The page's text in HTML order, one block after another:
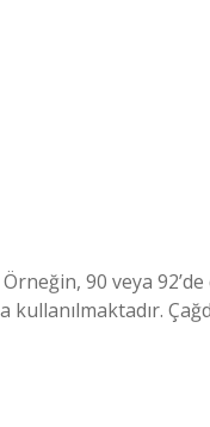
90 veya
kullanılmaktadır.